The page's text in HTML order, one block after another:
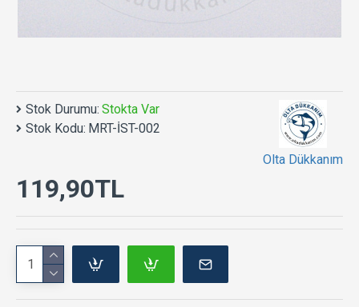
119,90TL
Stok Durumu: Stokta Var
Stok Kodu: MRT-İST-002
Olta Dükkanım